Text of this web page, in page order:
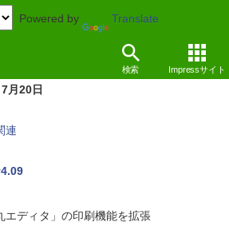
Powered by Translate
検索 Impressサイト
7月20日
連
エディタ」の印刷機能を拡張